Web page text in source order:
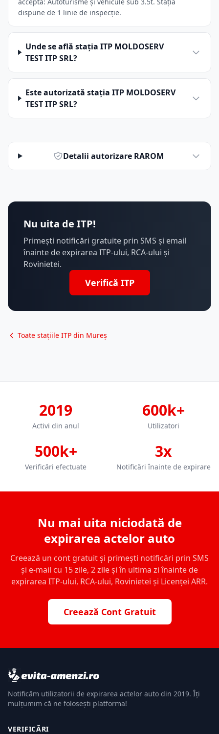
dispune de 1 linie de inspecție.
Unde se află stația ITP MOLDOSERV
TEST ITP SRL?
Este autorizată stația ITP MOLDOSERV
TEST ITP SRL?
Detalii autorizare RAROM
Nu uita de ITP!
Primești notificări gratuite prin SMS și email
înainte de expirarea ITP-ului, RCA-ului și
Rovinietei.
Verifică ITP
Toate stațiile ITP din Mureș
2019
Activi din anul
600k+
Utilizatori
500k+
Verificări efectuate
3x
Notificări înainte de expirare
Nu mai uita niciodată de
expirarea actelor auto
Creează un cont gratuit și primești notificări prin SMS
și e-mail cu 15 zile, 2 zile și în ultima zi înainte de
expirarea ITP-ului, RCA-ului, Rovinietei și Licenței ARR.
Creează Cont Gratuit
Notificăm utilizatorii de expirarea actelor auto din 2019. Îți
mulțumim că ne folosești platforma!
VERIFICĂRI